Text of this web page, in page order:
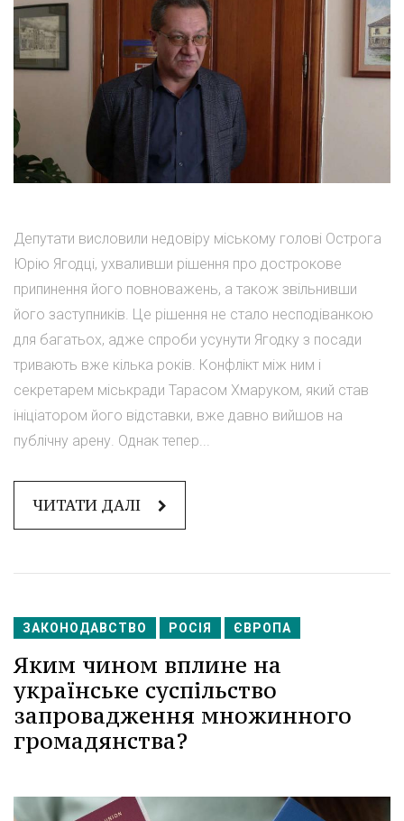
Депутати висловили недовіру міському голові Острога
Юрію Ягодці, ухваливши рішення про дострокове
припинення його повноважень, а також звільнивши
його заступників. Це рішення не стало несподіванкою
для багатьох, адже спроби усунути Ягодку з посади
тривають вже кілька років. Конфлікт між ним і
секретарем міськради Тарасом Хмаруком, який став
ініціатором його відставки, вже давно вийшов на
публічну арену. Однак тепер...
ЧИТАТИ ДАЛІ
ЗАКОНОДАВСТВО РОСІЯ ЄВРОПА
Яким чином вплине на
українське суспільство
запровадження множинного
громадянства?